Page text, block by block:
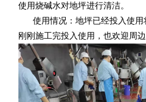
使用烧碱水对地坪进行清洁。
使用情况：地坪已经投入使用
刚刚施工完投入使用，也欢迎周边